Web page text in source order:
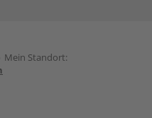
Mein Standort: